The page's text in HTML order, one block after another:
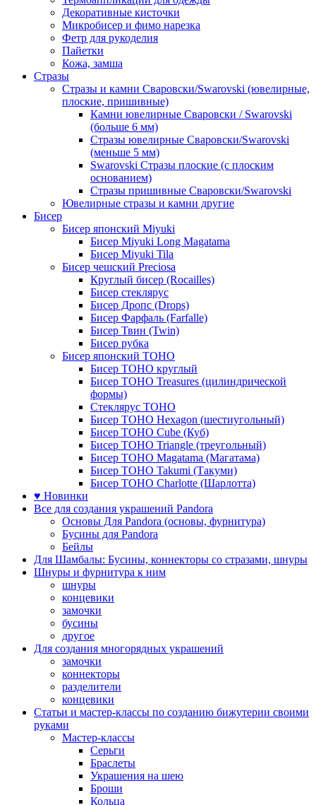
Декоративные кисточки
Микробисер и фимо нарезка
Фетр для рукоделия
Пайетки
Кожа, замша
Стразы
Стразы и камни Сваровски/Swarovski (ювелирные,
плоские, пришивные)
Камни ювелирные Сваровски / Swarovski
(больше 6 мм)
Стразы ювелирные Сваровски/Swarovski
(меньше 5 мм)
Swarovski Стразы плоские (с плоским
основанием)
Стразы пришивные Сваровски/Swarovski
Ювелирные стразы и камни другие
Бисер
Бисер японский Miyuki
Бисер Miyuki Long Magatama
Бисер Miyuki Tila
Бисер чешский Preciosa
Круглый бисер (Rocailles)
Бисер стеклярус
Бисер Дропс (Drops)
Бисер Фарфаль (Farfalle)
Бисер Твин (Twin)
Бисер рубка
Бисер японский TOHO
Бисер TOHO круглый
Бисер TOHO Treasures (цилиндрической
формы)
Стеклярус TOHO
Бисер TOHO Hexagon (шестиугольный)
Бисер TOHO Cube (Куб)
Бисер TOHO Triangle (треугольный)
Бисер TOHO Magatama (Магатама)
Бисер TOHO Takumi (Такуми)
Бисер TOHO Charlotte (Шарлотта)
♥ Новинки
Все для создания украшений Pandora
Основы Для Pandora (основы, фурнитура)
Бусины для Pandora
Бейлы
Для Шамбалы: Бусины, коннекторы со стразами, шнуры
Шнуры и фурнитура к ним
шнуры
концевики
замочки
бусины
другое
Для создания многорядных украшений
замочки
коннекторы
разделители
концевики
Статьи и мастер-классы по созданию бижутерии своими
руками
Мастер-классы
Серьги
Браслеты
Украшения на шею
Броши
Кольца